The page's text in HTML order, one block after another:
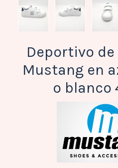
Deportivo
Mustang en
o blanco